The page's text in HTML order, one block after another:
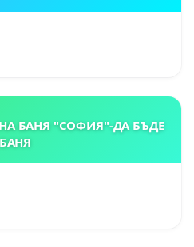
БАНЯ "СОФИЯ"-ДА БЪДЕ
БАНЯ